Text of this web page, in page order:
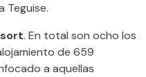
Teguise.
. En total son ocho los
de 659
a aquellas